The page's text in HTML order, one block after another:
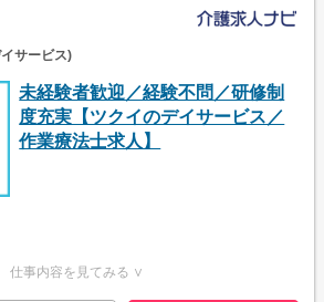
サービス)
未経験者歓迎／経験不問／研修制
度充実【ツクイのデイサービス／
作業療法士求人】
仕事内容を見てみる ∨